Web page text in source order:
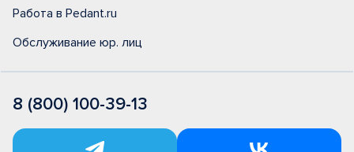
Работа в Pedant.ru
Обслуживание юр. лиц
8 (800) 100-39-13